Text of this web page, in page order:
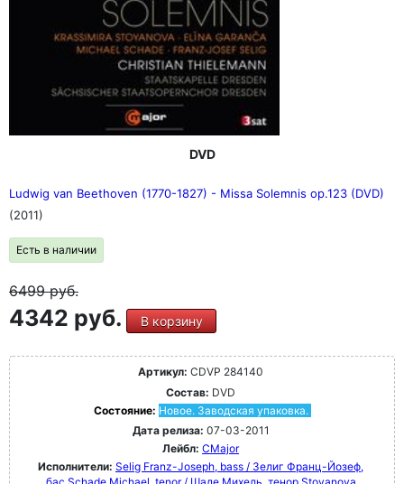
DVD
Ludwig van Beethoven (1770-1827) - Missa Solemnis op.123 (DVD)
(2011)
Есть в наличии
6499руб.
4342 руб. В корзину
Артикул: CDVP 284140
Состав: DVD
Состояние: Новое. Заводская упаковка.
Дата релиза: 07-03-2011
Лейбл: CMajor
Исполнители: Selig Franz-Joseph, bass / Зелиг Франц-Йозеф,